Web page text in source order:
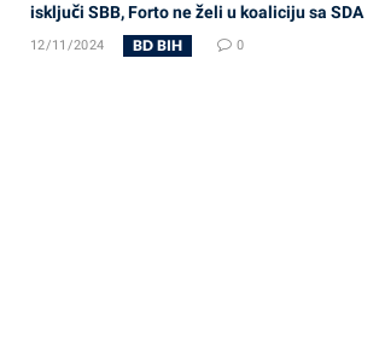
isključi SBB, Forto ne želi u koaliciju sa SDA
12/11/2024 BD BIH 0